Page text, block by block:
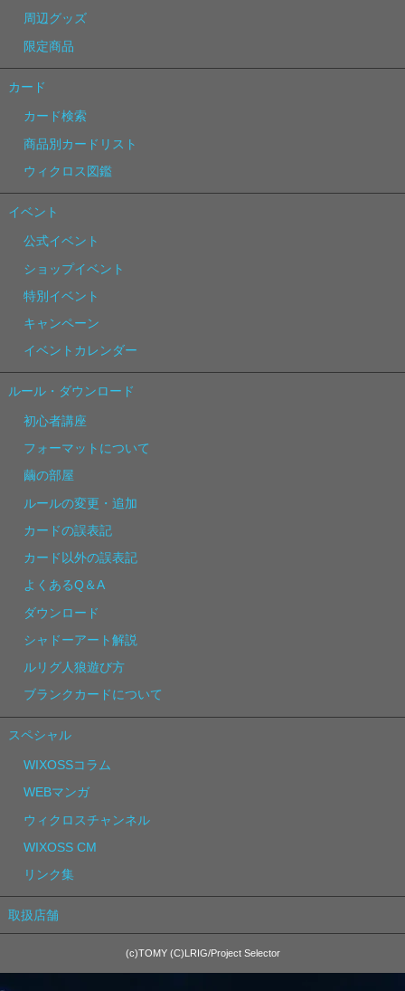
周辺グッズ
限定商品
カード
カード検索
商品別カードリスト
ウィクロス図鑑
イベント
公式イベント
ショップイベント
特別イベント
キャンペーン
イベントカレンダー
ルール・ダウンロード
初心者講座
フォーマットについて
繭の部屋
ルールの変更・追加
カードの誤表記
カード以外の誤表記
よくあるQ＆A
ダウンロード
シャドーアート解説
ルリグ人狼遊び方
ブランクカードについて
スペシャル
WIXOSSコラム
WEBマンガ
ウィクロスチャンネル
WIXOSS CM
リンク集
取扱店舗
(c)TOMY (C)LRIG/Project Selector